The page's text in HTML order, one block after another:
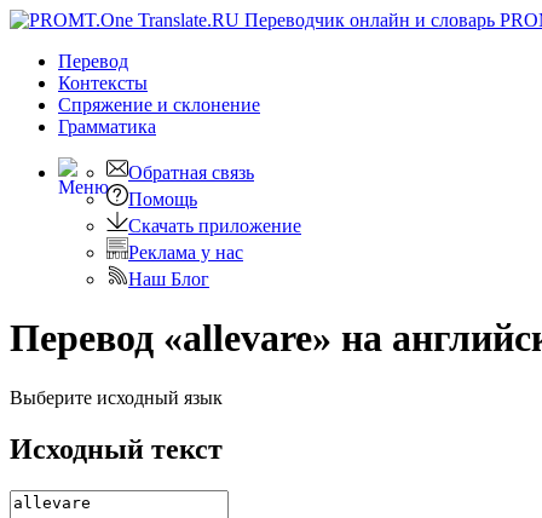
Перевод
Контексты
Спряжение и склонение
Грамматика
Обратная связь
Помощь
Скачать приложение
Реклама у нас
Наш Блог
Перевод «allevare» на
Выберите исходный язык
Исходный текст